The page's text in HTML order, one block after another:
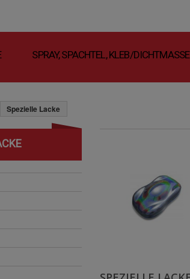
SPRAY, SPACHTEL, KLEB/DICHTMASSE
Spezielle Lacke